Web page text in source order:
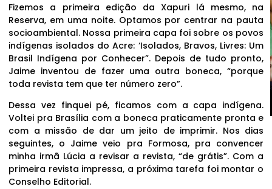
Fizemos a primeira edição da Xapuri lá mesmo, na
Reserva, em uma noite. Optamos por centrar na pauta
socioambiental. Nossa primeira capa foi sobre os povos
indígenas isolados do Acre: ‘Isolados, Bravos, Livres: Um
Brasil Indígena por Conhecer”. Depois de tudo pronto,
Jaime inventou de fazer uma outra boneca, “porque
toda revista tem que ter número zero”.
Dessa vez finquei pé, ficamos com a capa indígena.
Voltei pra Brasília com a boneca praticamente pronta e
com a missão de dar um jeito de imprimir. Nos dias
seguintes, o Jaime veio pra Formosa, pra convencer
minha irmã Lúcia a revisar a revista, “de grátis”. Com a
primeira revista impressa, a próxima tarefa foi montar o
Conselho Editorial.